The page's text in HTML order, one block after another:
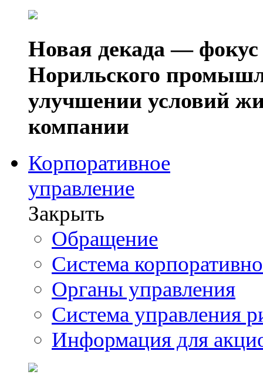
Новая декада — фокус
Норильского
улучшении условий
компании
Корпоративное
управление
Закрыть
Обращение
Система
Органы управления
Система управления
Информация для